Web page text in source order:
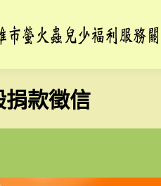
捐款徵信